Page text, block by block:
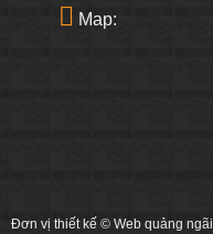
Map:
Đơn vị thiết kế © Web quảng ngãi